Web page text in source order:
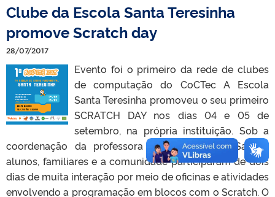
Clube da Escola Santa Teresinha
promove Scratch day
28/07/2017
Evento foi o primeiro da rede de clubes
de computação do CoCTec A Escola
Santa Teresinha promoveu o seu primeiro
SCRATCH DAY nos dias 04 e 05 de
setembro, na própria instituição. Sob a
coordenação da professora Aline Silva dos Santos,
alunos, familiares e a comunidade participaram de dois
dias de muita interação por meio de oficinas e atividades
envolvendo a programação em blocos com o Scratch. O